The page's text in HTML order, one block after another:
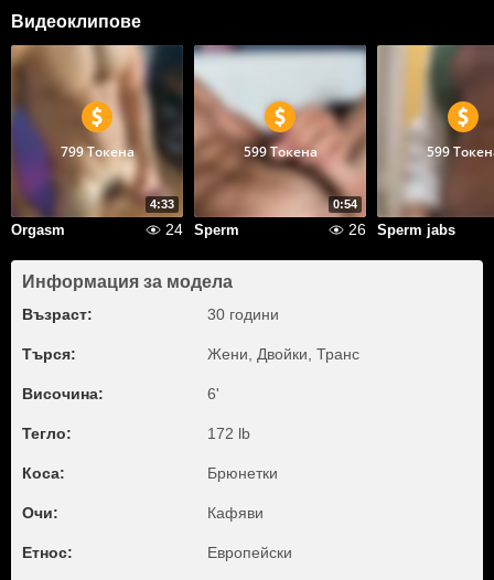
Видеоклипове
4:33
799 Токена
Orgasm 24
0:54
599 Токена
Sperm 26
599
Sperm jabs
Информация за модела
Възраст: 30 години
Търся: Жени, Двойки, Транс
Височина: 6'
Тегло: 172 lb
Коса: Брюнетки
Очи: Кафяви
Етнос: Европейски